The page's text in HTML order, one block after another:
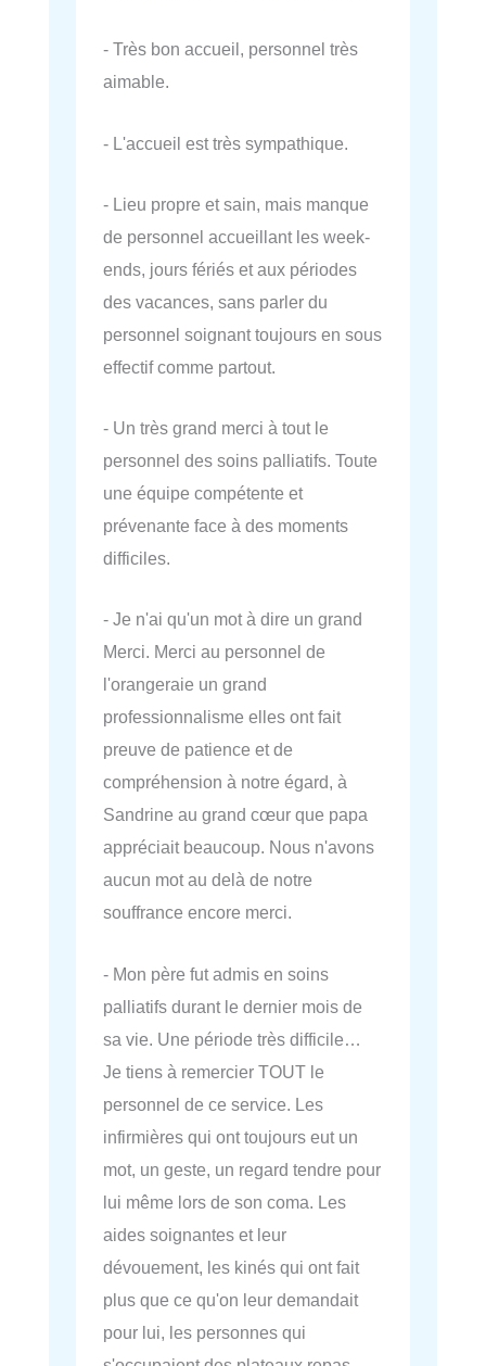
- Très bon accueil, personnel très
aimable.
- L'accueil est très sympathique.
- Lieu propre et sain, mais manque
de personnel accueillant les week-
ends, jours fériés et aux périodes
des vacances, sans parler du
personnel soignant toujours en sous
effectif comme partout.
- Un très grand merci à tout le
personnel des soins palliatifs. Toute
une équipe compétente et
prévenante face à des moments
difficiles.
- Je n'ai qu'un mot à dire un grand
Merci. Merci au personnel de
l'orangeraie un grand
professionnalisme elles ont fait
preuve de patience et de
compréhension à notre égard, à
Sandrine au grand cœur que papa
appréciait beaucoup. Nous n'avons
aucun mot au delà de notre
souffrance encore merci.
- Mon père fut admis en soins
palliatifs durant le dernier mois de
sa vie. Une période très difficile…
Je tiens à remercier TOUT le
personnel de ce service. Les
infirmières qui ont toujours eut un
mot, un geste, un regard tendre pour
lui même lors de son coma. Les
aides soignantes et leur
dévouement, les kinés qui ont fait
plus que ce qu'on leur demandait
pour lui, les personnes qui